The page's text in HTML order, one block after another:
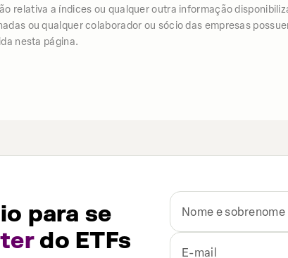
relativa a índices ou qualquer outra informação
ou qualquer colaborador ou sócio das empresas
nesta página.
para se
do ETFs